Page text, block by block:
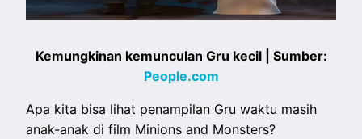
Kemungkinan kemunculan Gru kecil | Sumber:
People.com
Apa kita bisa lihat penampilan Gru waktu masih
anak-anak di film Minions and Monsters?